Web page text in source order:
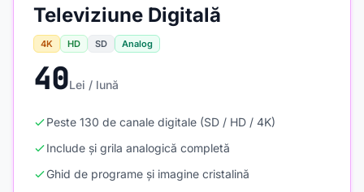
Televiziune Digitală
4K HD SD Analog
40Lei / lună
Peste 130 de canale digitale (SD / HD / 4K)
Include și grila analogică completă
Ghid de programe și imagine cristalină